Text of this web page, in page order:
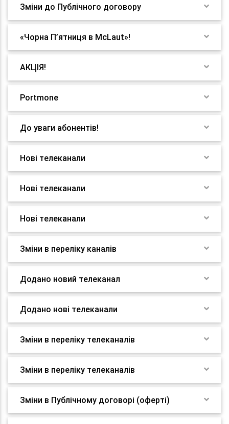
Зміни до Публічного договору
«Чорна П’ятниця в McLaut»!
АКЦІЯ!
Portmone
До уваги абонентів!
Нові телеканали
Нові телеканали
Нові телеканали
Зміни в переліку каналів
Додано новий телеканал
Додано нові телеканали
Зміни в переліку телеканалів
Зміни в переліку телеканалів
Зміни в Публічному договорі (оферті)